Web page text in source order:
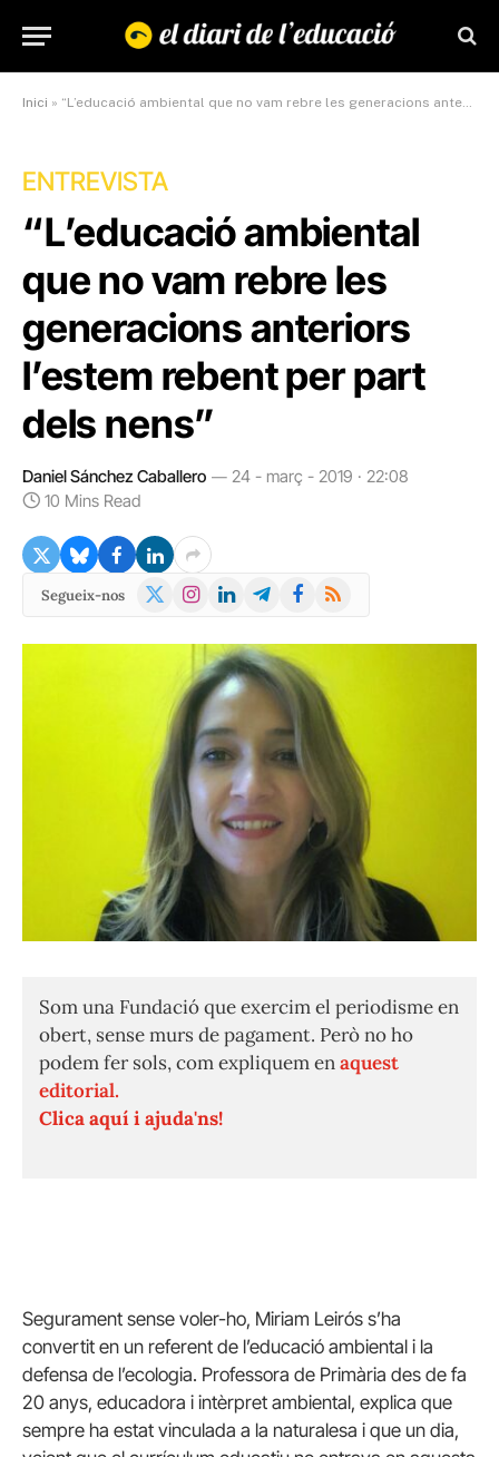
Inici » “L’educació ambiental que no vam rebre les generacions anteriors l’estem rebent per part dels nens”
ENTREVISTA
“L’educació ambiental
que no vam rebre les
generacions anteriors
l’estem rebent per part
dels nens”
Daniel Sánchez Caballero
24 - març - 2019 · 22:08
10 Mins Read
Segueix-nos
X
Instagram
LinkedInTelegramFacebook
RSS
Som una Fundació que exercim el periodisme en
obert, sense murs de pagament. Però no ho
podem fer sols, com expliquem enaquest
editorial.
Clica aquí i ajuda'ns!
Segurament sense voler-ho, Miriam Leirós s’ha
convertit en un referent de l’educació ambiental i la
defensa de l’ecologia. Professora de Primària des de fa
20 anys, educadora i intèrpret ambiental, explica que
sempre ha estat vinculada a la naturalesa i que un dia,